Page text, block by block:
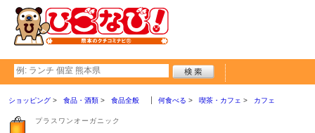
ショッピング 食品・酒類 食品全般 何食べる 喫茶・カフェ カフェ
プラスワンオーガニック